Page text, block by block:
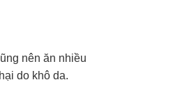
nên ăn nhiều
do khô da.